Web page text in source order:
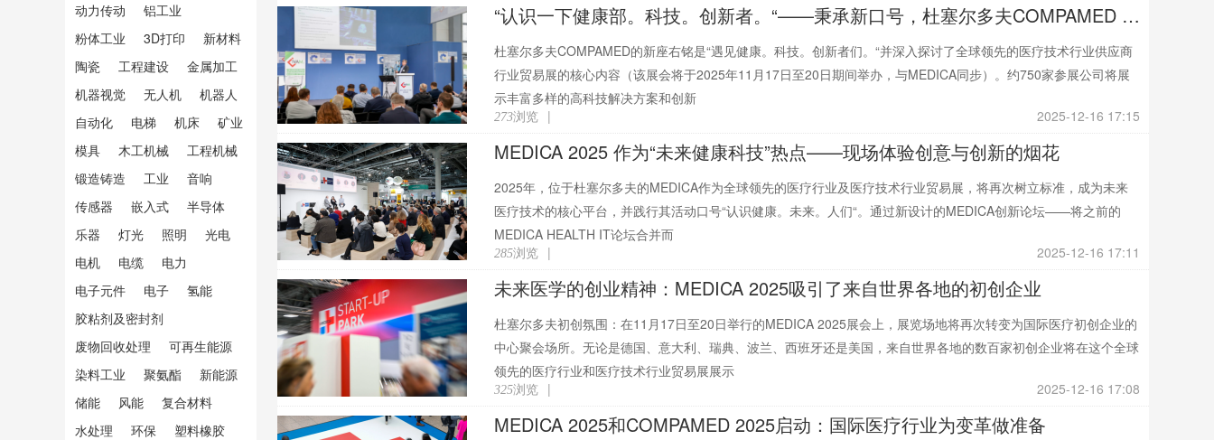
动力传动
铝工业
粉体工业
3D打印
新材料
陶瓷
工程建设
金属加工
机器视觉
无人机
机器人
自动化
电梯 机床
矿业
模具
木工机械
工程机械
锻造铸造
工业
音响
传感器
嵌入式
半导体
乐器
灯光 照明
光电
电机
电缆
电力
电子元件
电子
氢能
胶粘剂及密封剂
废物回收处理
可再生能源
染料工业
聚氨酯
新能源
储能
风能
复合材料
水处理
环保
塑料橡胶
“认识一下健康部。科技。创新者。“——秉承新口号，杜塞尔多夫COMPAMED 2025提供完整的项目
杜塞尔多夫COMPAMED的新座右铭是“遇见健康。科技。创新者们。“并深入探讨了全球领先的医疗技术行业供应商
行业贸易展的核心内容（该展会将于2025年11月17日至20日期间举办，与MEDICA同步）。约750家参展公司将展
示丰富多样的高科技解决方案和创新
273浏览 | 2025-12-16 17:15
MEDICA 2025 作为“未来健康科技”热点——现场体验创意与创新的烟花
2025年，位于杜塞尔多夫的MEDICA作为全球领先的医疗行业及医疗技术行业贸易展，将再次树立标准，成为未来
医疗技术的核心平台，并践行其活动口号“认识健康。未来。人们“。通过新设计的MEDICA创新论坛——将之前的
MEDICA HEALTH IT论坛合并而
285浏览 | 2025-12-16 17:11
未来医学的创业精神：MEDICA 2025吸引了来自世界各地的初创企业
杜塞尔多夫初创氛围：在11月17日至20日举行的MEDICA 2025展会上，展览场地将再次转变为国际医疗初创企业的
中心聚会场所。无论是德国、意大利、瑞典、波兰、西班牙还是美国，来自世界各地的数百家初创企业将在这个全球
领先的医疗行业和医疗技术行业贸易展展示
325浏览 | 2025-12-16 17:08
MEDICA 2025和COMPAMED 2025启动：国际医疗行业为变革做准备